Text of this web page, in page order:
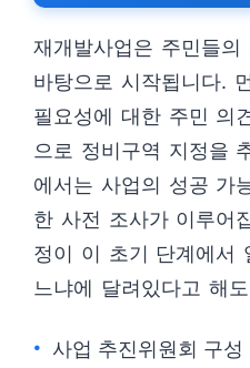
재개발사업은 주민들
바탕으로 시작됩니다.
필요성에 대한 주민 의
으로 정비구역 지정을
에서는 사업의 성공 가
한 사전 조사가 이루어
정이 이 초기 단계에서
느냐에 달려있다고 해
사업 추진위원회 구